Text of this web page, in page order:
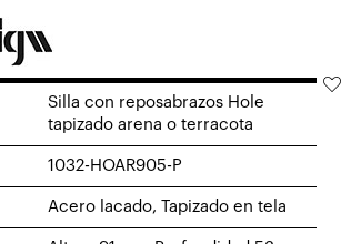
Silla con reposabrazos Hole
tapizado arena o terracota
1032-HOAR905-P
Acero lacado, Tapizado en tela